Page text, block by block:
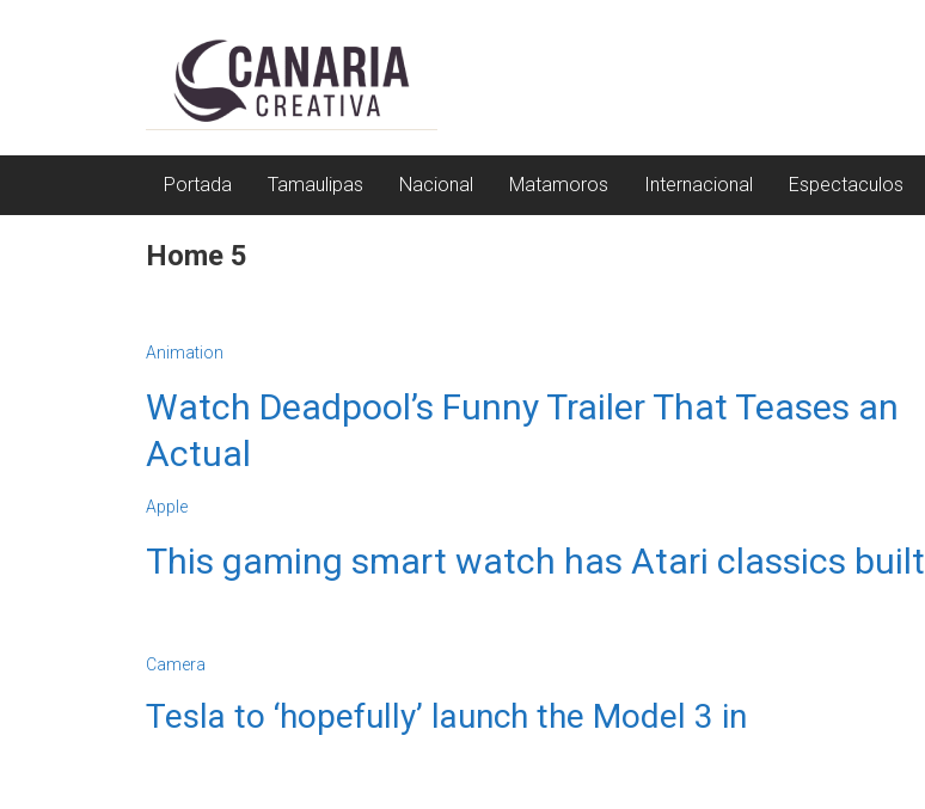
EDITOR
DE
TAMAULIPAS
Portada Tamaulipas Nacional Matamoros Internacional Espectaculos
Home 5
Animation
Watch Deadpool’s Funny Trailer That Teases an
Actual
Apple
This gaming smart watch has Atari classics built
Camera
Tesla to ‘hopefully’ launch the Model 3 in